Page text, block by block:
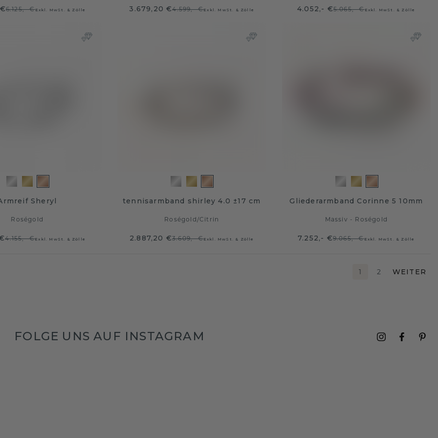
6.125,- €Exkl. MwSt. & Zölle 3.679,20 €4.599,- €Exkl. MwSt. & Zölle 4.052,- €5.065,- €Exkl. MwSt. & Zölle
Sheryl
Roségold
4.155,- €Exkl. MwSt. & Zölle
tennisarmband shirley 4.0 ±17 cm
Roségold /Citrin
2.887,20 €3.609,- €Exkl. MwSt. & Zölle
Gliederarmband Corinne 5 10mm
Massiv - Roségold
7.252,- €9.065,- €Exkl. MwSt. & Zölle
1 2 WEITER
FOLGE UNS AUF INSTAGRAM